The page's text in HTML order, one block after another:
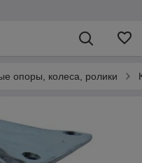
опоры, колеса, ролики